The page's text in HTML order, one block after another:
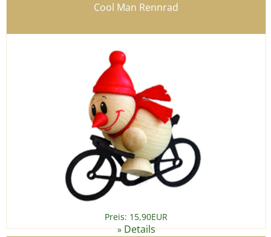
Cool Man Rennrad
Preis: 15,90EUR
»Details